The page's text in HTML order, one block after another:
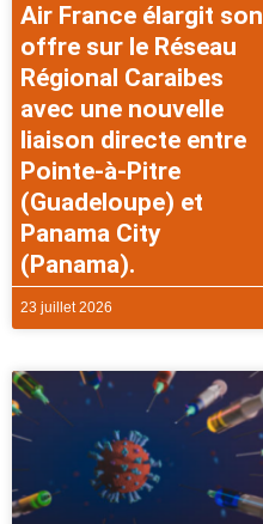
Air France élargit son
offre sur le Réseau
Régional Caraibes
avec une nouvelle
liaison directe entre
Pointe-à-Pitre
(Guadeloupe) et
Panama City
(Panama).
23 juillet 2026